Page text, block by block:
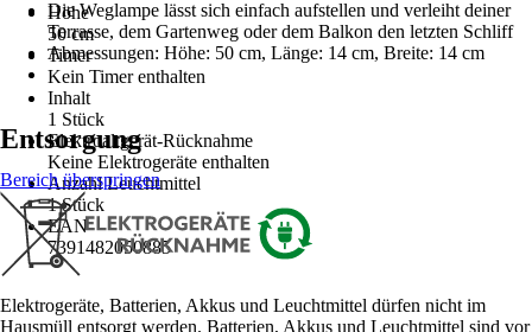
Höhe
50 cm
Timer
Kein Timer enthalten
Inhalt
1 Stück
Elektroaltgerät-Rücknahme
Keine Elektrogeräte enthalten
Anzahl Leuchtmittel
1 Stück
EAN
7391482050885
Die Weglampe lässt sich einfach aufstellen und verleiht deiner
Terrasse, dem Gartenweg oder dem Balkon den letzten Schliff
Abmessungen: Höhe: 50 cm, Länge: 14 cm, Breite: 14 cm
Entsorgung
Bereich überspringen
Elektrogeräte, Batterien, Akkus und Leuchtmittel dürfen nicht im
Hausmüll entsorgt werden. Batterien, Akkus und Leuchtmittel sind vor